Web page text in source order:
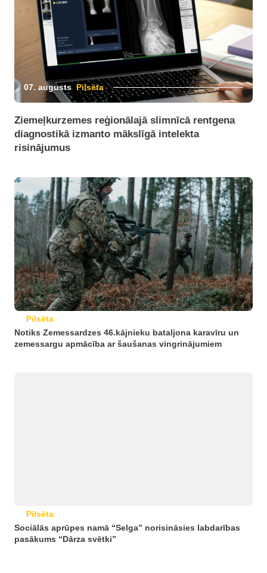
07. augusts Pilsēta
Ziemeļkurzemes reģionālajā slimnīcā rentgena
diagnostikā izmanto mākslīgā intelekta
risinājumus
Pilsēta
Notiks Zemessardzes 46.kājnieku bataljona karavīru un
zemessargu apmācība ar šaušanas vingrinājumiem
Pilsēta
Sociālās aprūpes namā “Selga” norisināsies labdarības
pasākums “Dārza svētki”